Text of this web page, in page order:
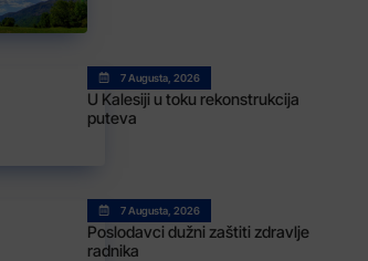
7 Augusta, 2026
U Kalesiji u toku rekonstrukcija
puteva
7 Augusta, 2026
Poslodavci dužni zaštiti zdravlje
radnika